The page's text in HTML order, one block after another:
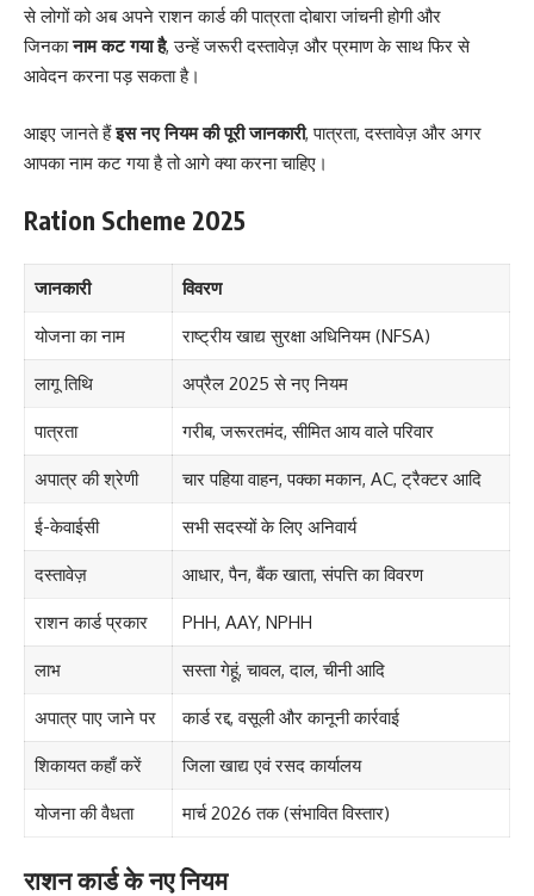
से लोगों को अब अपने राशन कार्ड की पात्रता दोबारा जांचनी होगी और
जिनकानाम कट गया है, उन्हें जरूरी दस्तावेज़ और प्रमाण के साथ फिर से
आवेदन करना पड़ सकता है।
आइए जानते हैंइस नए नियम की पूरी जानकारी, पात्रता, दस्तावेज़ और अगर
आपका नाम कट गया है तो आगे क्या करना चाहिए।
Ration Scheme 2025
जानकारी विवरण
योजना का नाम राष्ट्रीय खाद्य सुरक्षा अधिनियम (NFSA)
लागू तिथि अप्रैल 2025 से नए नियम
पात्रता गरीब, जरूरतमंद, सीमित आय वाले परिवार
अपात्र की श्रेणी चार पहिया वाहन, पक्का मकान, AC, ट्रैक्टर आदि
ई-केवाईसी सभी सदस्यों के लिए अनिवार्य
दस्तावेज़ आधार, पैन, बैंक खाता, संपत्ति का विवरण
राशन कार्ड प्रकार PHH, AAY, NPHH
लाभ सस्ता गेहूं, चावल, दाल, चीनी आदि
अपात्र पाए जाने पर कार्ड रद्द, वसूली और कानूनी कार्रवाई
शिकायत कहाँ करें जिला खाद्य एवं रसद कार्यालय
योजना की वैधता मार्च 2026 तक (संभावित विस्तार)
राशन कार्ड के नए नियम